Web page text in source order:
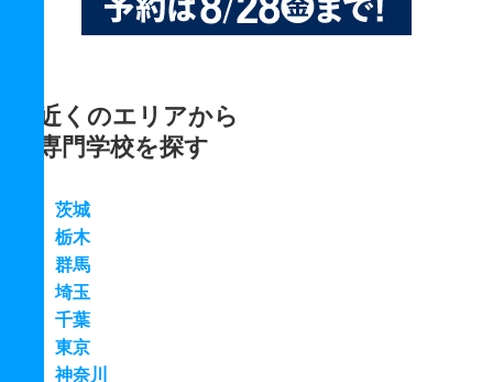
近くのエリアから
専門学校を探す
茨城
栃木
群馬
埼玉
千葉
東京
神奈川